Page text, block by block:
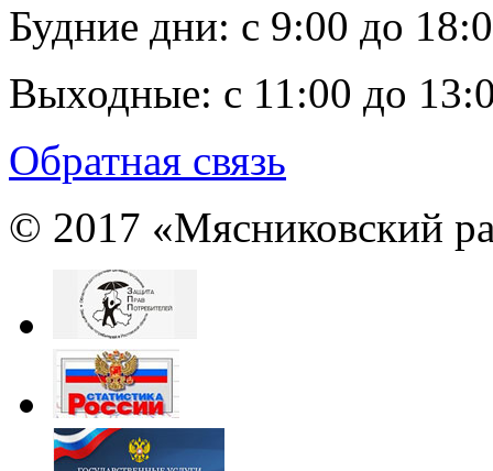
Будние дни: c 9:00 до
Выходные: с 11:00 до
Обратная связь
© 2017 «Мясниковский